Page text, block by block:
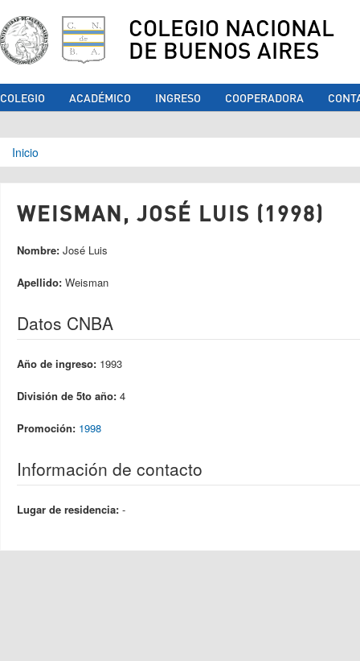
COLEGIO NACIONAL
DE BUENOS AIRES
COLEGIO ACADÉMICO INGRESO COOPERADORA
Se encuentra usted aquí
Inicio
WEISMAN, JOSÉ LUIS (1998)
Nombre: José Luis
Apellido: Weisman
Datos CNBA
Año de ingreso: 1993
División de 5to año: 4
Promoción: 1998
Información de contacto
Lugar de residencia: -